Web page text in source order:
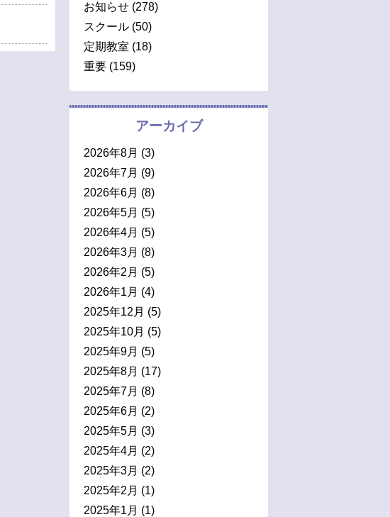
お知らせ (278)
スクール (50)
定期教室 (18)
重要 (159)
アーカイブ
2026年8月 (3)
2026年7月 (9)
2026年6月 (8)
2026年5月 (5)
2026年4月 (5)
2026年3月 (8)
2026年2月 (5)
2026年1月 (4)
2025年12月 (5)
2025年10月 (5)
2025年9月 (5)
2025年8月 (17)
2025年7月 (8)
2025年6月 (2)
2025年5月 (3)
2025年4月 (2)
2025年3月 (2)
2025年2月 (1)
2025年1月 (1)